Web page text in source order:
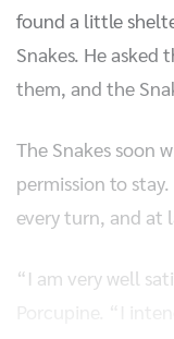
found a little
Snakes. He
them, and the
The Snakes soon
permission to
every turn, and at
“I am very well